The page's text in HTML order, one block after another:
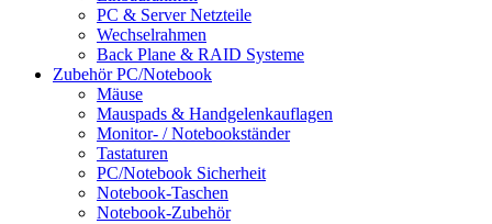
PC & Server Netzteile
Wechselrahmen
Back Plane & RAID Systeme
Zubehör PC/Notebook
Mäuse
Mauspads & Handgelenkauflagen
Monitor- / Notebookständer
Tastaturen
PC/Notebook Sicherheit
Notebook-Taschen
Notebook-Zubehör